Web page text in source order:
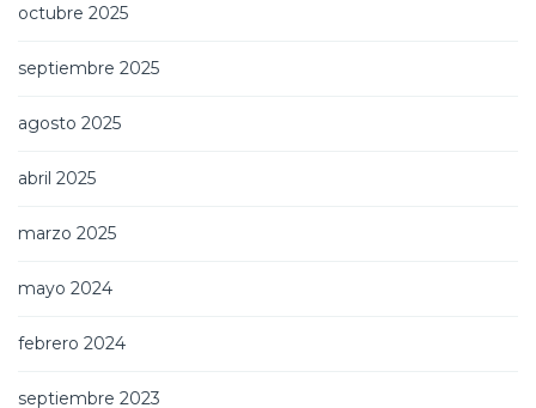
octubre 2025
septiembre 2025
agosto 2025
abril 2025
marzo 2025
mayo 2024
febrero 2024
septiembre 2023